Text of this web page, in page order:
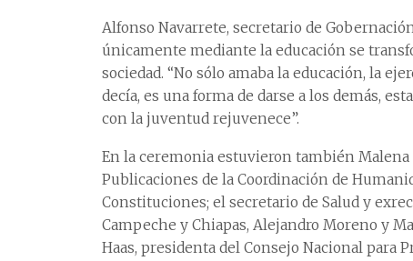
Alfonso Navarrete, secretario de
únicamente mediante la educación se
sociedad. “No sólo amaba la educación, la
decía, es una forma de darse a los demás,
con la juventud rejuvenece”.
En la ceremonia estuvieron también
Publicaciones de la Coordinación de
Constituciones; el secretario de Salud y
Campeche y Chiapas, Alejandro Moreno y
Haas, presidenta del Consejo Nacional para